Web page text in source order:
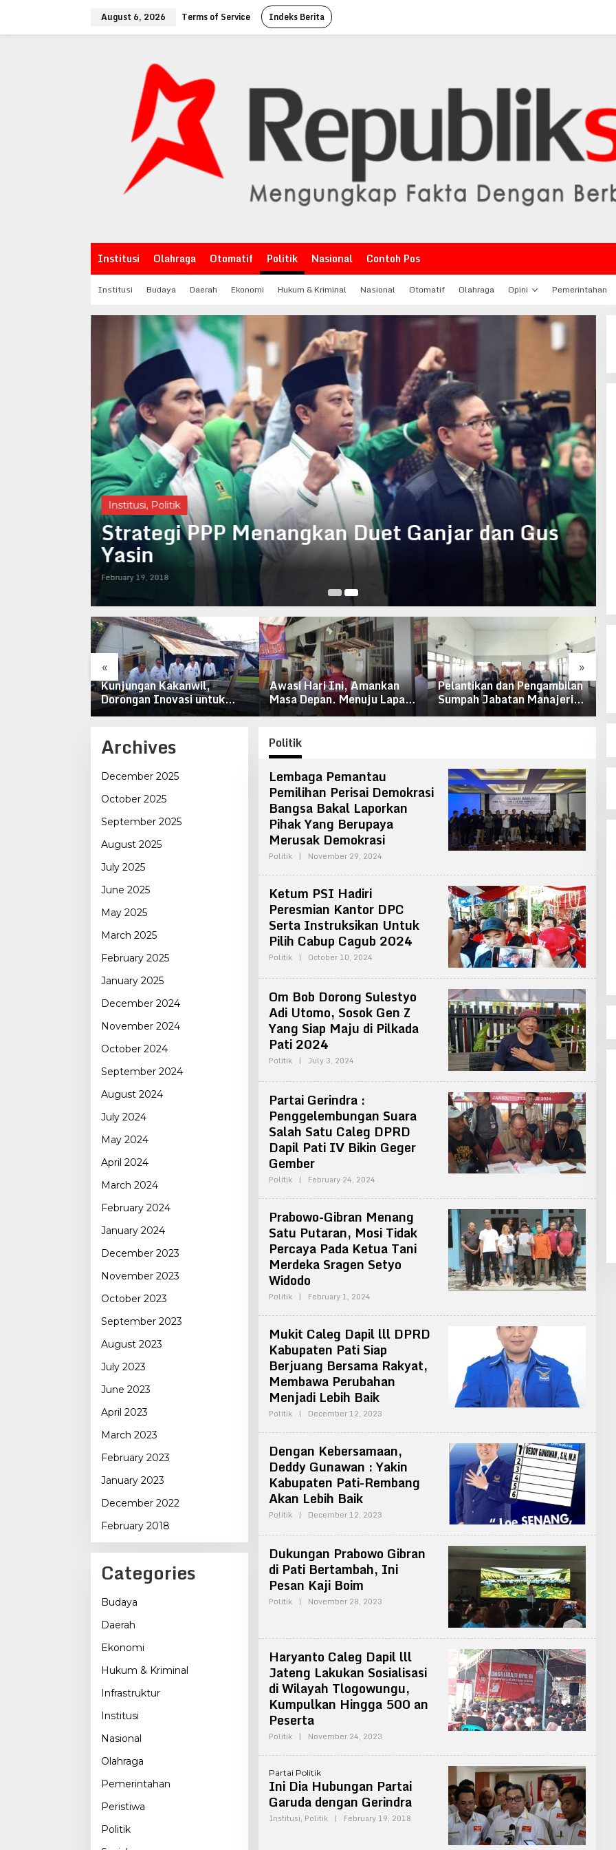
August 6, 2026 Terms of Service Indeks Berita
Institusi Olahraga Otomatif Politik Nasional Contoh Pos
Institusi Budaya Daerah Ekonomi Hukum & Kriminal Nasional Otomatif Olahraga Opini Pemerintahan
Institusi, Politik
Strategi PPP Menangkan Duet Ganjar dan Gus
Yasin
February 19, 2018
« »
Kunjungan Kakanwil,
Dorongan Inovasi untuk
Lapas Pati
Awasi Hari Ini, Amankan
Masa Depan. Menuju Lapas
Pati Bersinar
Pelantikan dan Pengambilan
Sumpah Jabatan Manajerial
Lapas Kelas IIB Pati
Archives
December 2025
October 2025
September 2025
August 2025
July 2025
June 2025
May 2025
March 2025
February 2025
January 2025
December 2024
November 2024
October 2024
September 2024
August 2024
July 2024
May 2024
April 2024
March 2024
February 2024
January 2024
December 2023
November 2023
October 2023
September 2023
August 2023
July 2023
June 2023
April 2023
March 2023
February 2023
January 2023
December 2022
February 2018
Categories
Budaya
Daerah
Ekonomi
Hukum & Kriminal
Infrastruktur
Institusi
Nasional
Olahraga
Pemerintahan
Peristiwa
Politik
Politik
Lembaga Pemantau
Pemilihan Perisai Demokrasi
Bangsa Bakal Laporkan
Pihak Yang Berupaya
Merusak Demokrasi
Politik | November 29, 2024By
Ketum PSI Hadiri
Peresmian Kantor DPC
Serta Instruksikan Untuk
Pilih Cabup Cagub 2024
Politik | October 10, 2024By
Om Bob Dorong Sulestyo
Adi Utomo, Sosok Gen Z
Yang Siap Maju di Pilkada
Pati 2024
Politik | July 3, 2024By
Partai Gerindra :
Penggelembungan Suara
Salah Satu Caleg DPRD
Dapil Pati IV Bikin Geger
Gember
Politik | February 24, 2024By
Prabowo-Gibran Menang
Satu Putaran, Mosi Tidak
Percaya Pada Ketua Tani
Merdeka Sragen Setyo
Widodo
Politik | February 1, 2024By
Mukit Caleg Dapil lll DPRD
Kabupaten Pati Siap
Berjuang Bersama Rakyat,
Membawa Perubahan
Menjadi Lebih Baik
Politik | December 12, 2023By
Dengan Kebersamaan,
Deddy Gunawan : Yakin
Kabupaten Pati-Rembang
Akan Lebih Baik
Politik | December 12, 2023By
Dukungan Prabowo Gibran
di Pati Bertambah, Ini
Pesan Kaji Boim
Politik | November 28, 2023By
Haryanto Caleg Dapil lll
Jateng Lakukan Sosialisasi
di Wilayah Tlogowungu,
Kumpulkan Hingga 500 an
Peserta
Politik | November 24, 2023By
Partai Politik
Ini Dia Hubungan Partai
Garuda dengan Gerindra
Institusi, Politik | February 19, 2018By
Lembaga Pemantau Pemilihan
Perisai Demokrasi Bangsa Bakal
Laporkan Pihak Yang Berupaya
Merusak Demokrasi
| November 29, 2024